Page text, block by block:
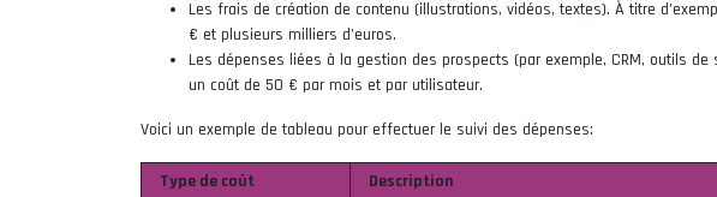
Les frais de création de contenu (illustrations, vidéos, textes). À titre
€ et plusieurs milliers d’euros.
Les dépenses liées à la gestion des prospects (par exemple, CRM, outils
un coût de 50 € par mois et par utilisateur.
Voici un exemple de tableau pour effectuer le suivi des dépenses:
Type de coût Description